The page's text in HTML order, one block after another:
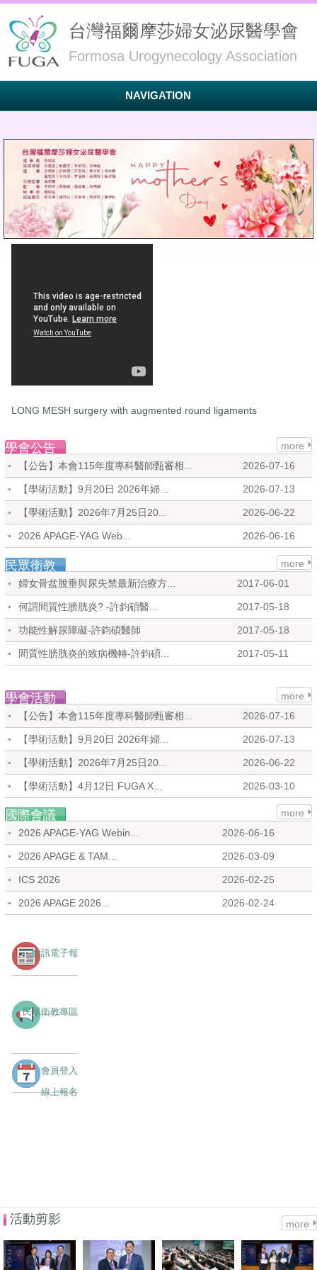
台灣福爾摩莎婦女泌尿醫學會
Formosa Urogynecology Association
NAVIGATION
LONG MESH surgery with augmented round ligaments
學會公告
more
【公告】本會115年度專科醫師甄審相...
2026-07-16
【學術活動】9月20日 2026年婦... 2026-07-13
【學術活動】2026年7月25日20... 2026-06-22
2026 APAGE-YAG Web... 2026-06-16
民眾衛教
more
婦女骨盆脫垂與尿失禁最新治療方...
2017-06-01
何謂間質性膀胱炎? -許鈞碩醫... 2017-05-18
功能性解尿障礙-許鈞碩醫師 2017-05-18
間質性膀胱炎的致病機轉-許鈞碩... 2017-05-11
學會活動
more
【公告】本會115年度專科醫師甄審相...
2026-07-16
【學術活動】9月20日 2026年婦... 2026-07-13
【學術活動】2026年7月25日20... 2026-06-22
【學術活動】4月12日 FUGA X... 2026-03-10
國際會議
more
2026 APAGE-YAG Webin...
2026-06-16
2026 APAGE & TAM... 2026-03-09
ICS 2026 2026-02-25
2026 APAGE 2026... 2026-02-24
會訊電子報
民眾衛教專區
會員登入
線上報名
活動剪影 more
1229_ 571_Resize.jpg1229_ 674_Resize.jpg上課.JPG
1229_